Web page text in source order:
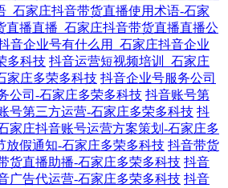
_石家庄抖音带货直播使用术语-石家
直播直播_石家庄抖音带货直播直播公
音企业号有什么用_石家庄抖音企业
多科技 抖音运营短视频培训_石家庄
家庄多荣多科技 抖音企业号服务公司
公司-石家庄多荣多科技 抖音账号第
号第三方运营-石家庄多荣多科技 抖
家庄抖音账号运营方案策划-石家庄多
放假通知-石家庄多荣多科技 抖音带货
货直播助播-石家庄多荣多科技 抖音
广告代运营-石家庄多荣多科技 抖音